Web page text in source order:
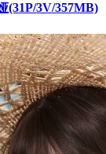
(31P/3V/357MB)